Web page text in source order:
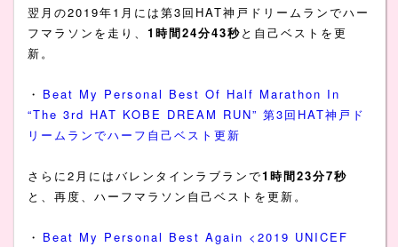
翌月の2019年1月には第3回HAT神戸ドリームランでハー
フマラソンを走り、 1時間24分43秒と自己ベストを更
新。
・ Beat My Personal Best Of Half Marathon In
“The 3rd HAT KOBE DREAM RUN” 第3回HAT神戸ド
リームランでハーフ自己ベスト更新
さらに2月にはバレンタインラブランで1時間23分7秒
と、再度、ハーフマラソン自己ベストを更新。
・ Beat My Personal Best Again <2019 UNICEF